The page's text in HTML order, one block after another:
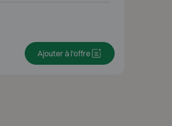
Ajouter à l'offre